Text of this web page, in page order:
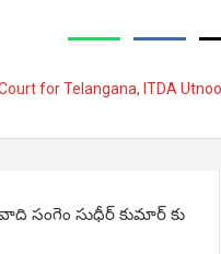
for Telangana, ITDA
సంగెం సుధీర్ కుమార్ కు